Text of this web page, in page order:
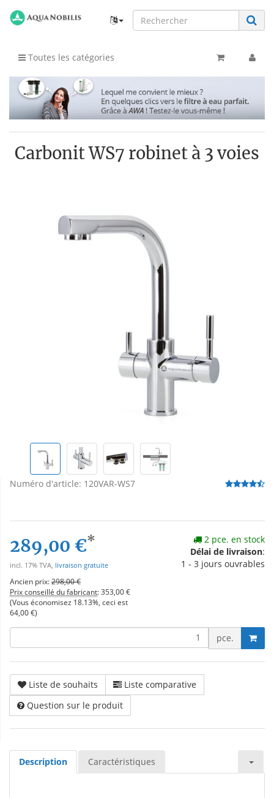
Toutes les catégories
Carbonit WS7 robinet à 3 voies
Numéro d'article: 120VAR-WS7
289,00 €*
incl. 17% TVA, livraison gratuite
Ancien prix:298,00 €
Prix conseillé du fabricant:353,00 €
(Vous économisez 18.13% , ceci est
64,00 €)
2 pce. en stock
Délai de livraison:
1 - 3 jours ouvrables
pce.
Liste de souhaits
Liste comparative
Question sur le produit
Description Caractéristiques